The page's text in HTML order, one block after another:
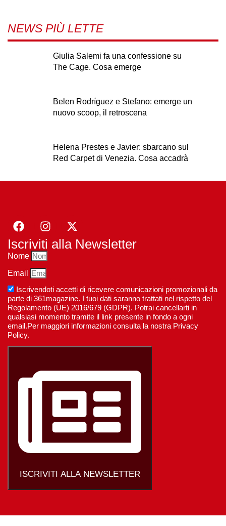
NEWS PIÙ LETTE
Giulia Salemi fa una confessione su
The Cage. Cosa emerge
Belen Rodríguez e Stefano: emerge un
nuovo scoop, il retroscena
Helena Prestes e Javier: sbarcano sul
Red Carpet di Venezia. Cosa accadrà
Iscriviti alla Newsletter
Nome
Email
Iscrivendoti accetti di ricevere comunicazioni promozionali da
parte di 361magazine. I tuoi dati saranno trattati nel rispetto del
Regolamento (UE) 2016/679 (GDPR). Potrai cancellarti in
qualsiasi momento tramite il link presente in fondo a ogni
email.Per maggiori informazioni consulta la nostra Privacy
Policy.
ISCRIVITI ALLA NEWSLETTER